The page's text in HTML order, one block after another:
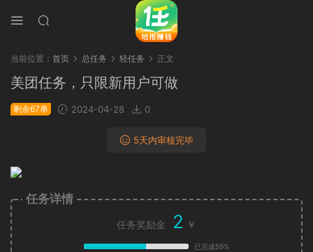
当前位置： 首页 总任务 轻任务 正文
美团任务，只限新用户可做
剩余67单 2024-04-28 0
5天内审核完毕
任务详情
任务奖励金 2 ￥
已完成59%